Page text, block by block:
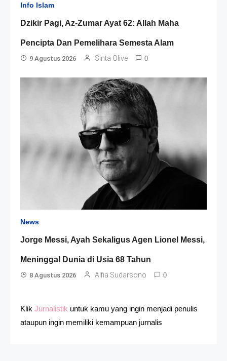
Info Islam
Dzikir Pagi, Az-Zumar Ayat 62: Allah Maha
Pencipta Dan Pemelihara Semesta Alam
9 Agustus 2026 Sinta Olive 0
News
Jorge Messi, Ayah Sekaligus Agen Lionel Messi,
Meninggal Dunia di Usia 68 Tahun
8 Agustus 2026 Alfia Sudarsono 0
Klik Jurnalistik untuk kamu yang ingin menjadi penulis
ataupun ingin memiliki kemampuan jurnalis